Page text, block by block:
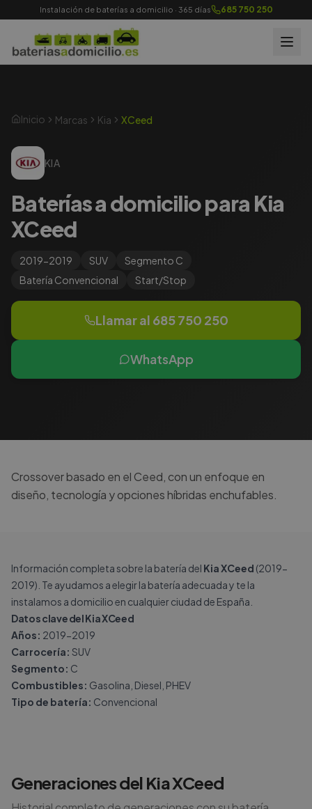
Instalación de baterías a domicilio · 365 días 685 750 250
Inicio Marcas Kia XCeed
KIA
Baterías a domicilio para Kia
XCeed
2019-2019 SUV Segmento C
Batería Convencional Start/Stop
Llamar al 685 750 250
WhatsApp
Crossover basado en el Ceed, con un enfoque en
diseño, tecnología y opciones híbridas enchufables.
Información completa sobre la batería del Kia XCeed (2019-
2019). Te ayudamos a elegir la batería adecuada y te la
instalamos a domicilio en cualquier ciudad de España.
Datos clave del Kia XCeed
Años: 2019-2019
Carrocería: SUV
Segmento: C
Combustibles: Gasolina, Diesel, PHEV
Tipo de batería: Convencional
Generaciones del KiaXCeed